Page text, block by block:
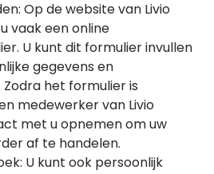
Op de website van Livio
vaak een online
U kunt dit formulier invullen
gegevens en
het formulier is
medewerker van Livio
met u opnemen om uw
af te handelen.
U kunt ook persoonlijk